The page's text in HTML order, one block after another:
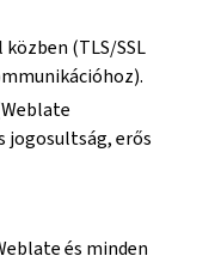
(TLS/SSL
jogosultság, erős
és minden